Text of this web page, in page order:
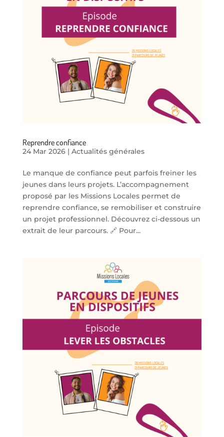
Reprendre confiance
24 Mar 2026| Actualités générales
Le manque de confiance peut parfois freiner les
jeunes dans leurs projets. L’accompagnement
proposé par les Missions Locales permet de
reprendre confiance, se remobiliser et construire
un projet professionnel. Découvrez ci-dessous un
extrait de leur parcours. 🔗 Pour...